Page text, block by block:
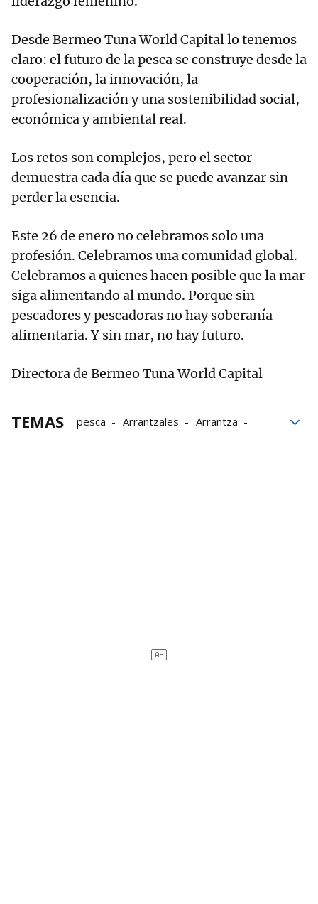
Desde Bermeo Tuna World Capital lo tenemos
claro: el futuro de la pesca se construye desde la
cooperación, la innovación, la
profesionalización y una sostenibilidad social,
económica y ambiental real.
Los retos son complejos, pero el sector
demuestra cada día que se puede avanzar sin
perder la esencia.
Este 26 de enero no celebramos solo una
profesión. Celebramos una comunidad global.
Celebramos a quienes hacen posible que la mar
siga alimentando al mundo. Porque sin
pescadores y pescadoras no hay soberanía
alimentaria. Y sin mar, no hay futuro.
Directora de Bermeo Tuna World Capital
TEMAS pesca Arrantzales
Arrantza